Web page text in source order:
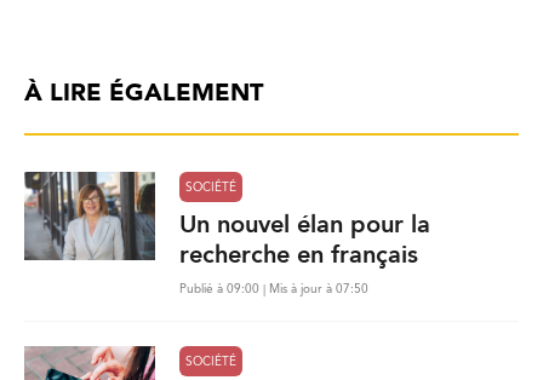
À LIRE ÉGALEMENT
SOCIÉTÉ
Un nouvel élan pour la
recherche en français
Publié à 09:00 | Mis à jour à 07:50
SOCIÉTÉ